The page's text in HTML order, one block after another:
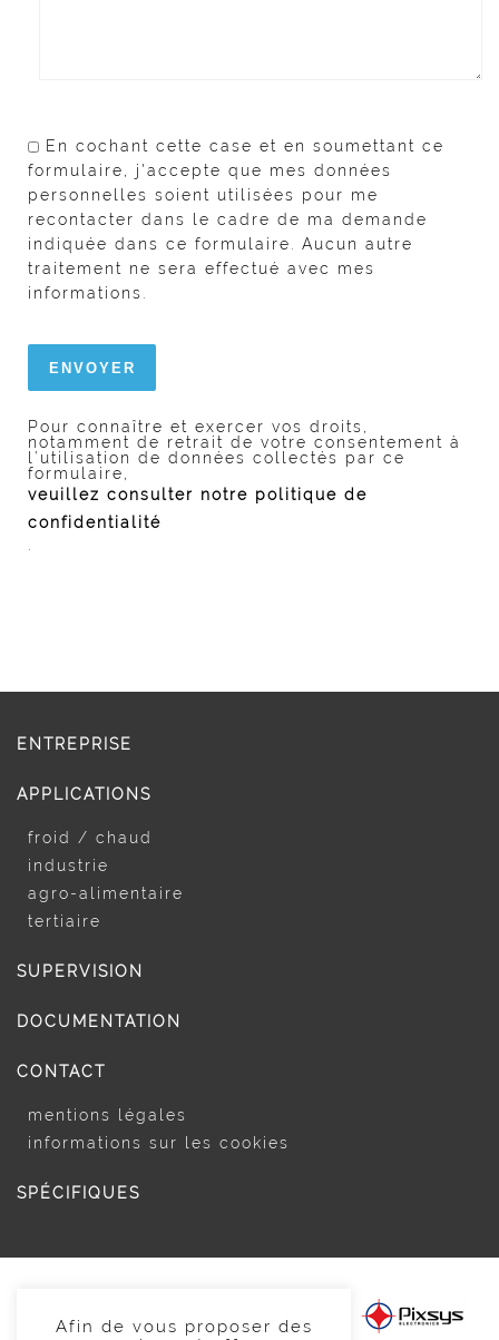
En cochant cette case et en soumettant ce
formulaire, j'accepte que mes données
personnelles soient utilisées pour me
recontacter dans le cadre de ma demande
indiquée dans ce formulaire. Aucun autre
traitement ne sera effectué avec mes
informations.
Pour connaître et exercer vos droits,
notamment de retrait de votre consentement à
l’utilisation de données collectés par ce
formulaire,
veuillez consulter notre politique de
confidentialité
ENTREPRISE
APPLICATIONS
froid / chaud
industrie
agro-alimentaire
tertiaire
SUPERVISION
DOCUMENTATION
CONTACT
mentions légales
informations sur les cookies
SPÉCIFIQUES
Afin de vous proposer des